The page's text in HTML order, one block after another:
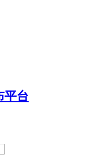
平台